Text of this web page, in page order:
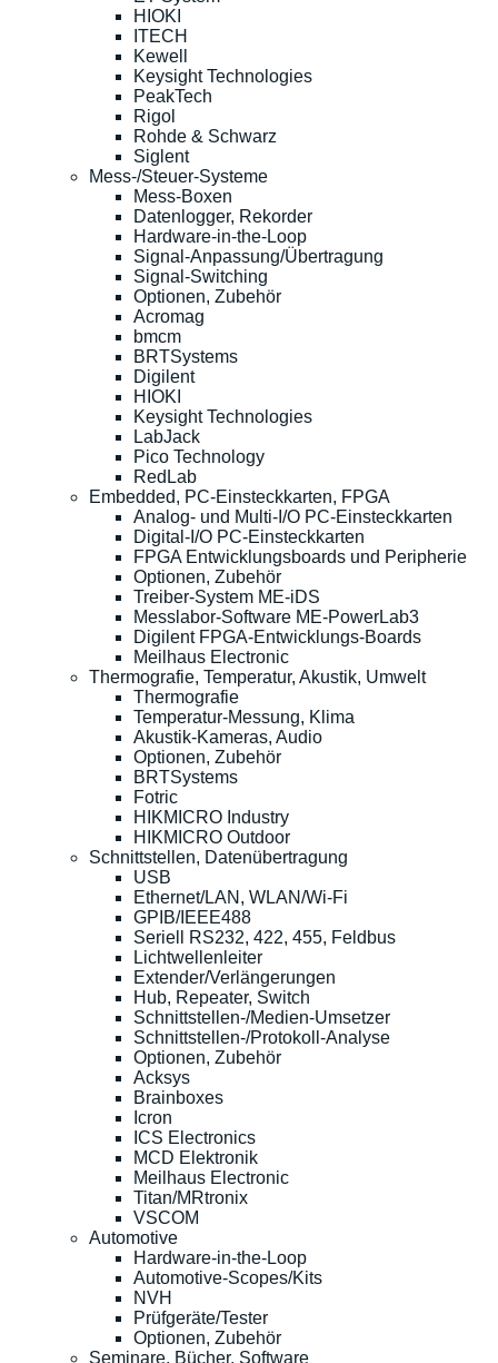
HIOKI
ITECH
Kewell
Keysight Technologies
PeakTech
Rigol
Rohde & Schwarz
Siglent
Mess-/Steuer-Systeme
Mess-Boxen
Datenlogger, Rekorder
Hardware-in-the-Loop
Signal-Anpassung/Übertragung
Signal-Switching
Optionen, Zubehör
Acromag
bmcm
BRTSystems
Digilent
HIOKI
Keysight Technologies
LabJack
Pico Technology
RedLab
Embedded, PC-Einsteckkarten, FPGA
Analog- und Multi-I/O PC-Einsteckkarten
Digital-I/O PC-Einsteckkarten
FPGA Entwicklungsboards und Peripherie
Optionen, Zubehör
Treiber-System ME-iDS
Messlabor-Software ME-PowerLab3
Digilent FPGA-Entwicklungs-Boards
Meilhaus Electronic
Thermografie, Temperatur, Akustik, Umwelt
Thermografie
Temperatur-Messung, Klima
Akustik-Kameras, Audio
Optionen, Zubehör
BRTSystems
Fotric
HIKMICRO Industry
HIKMICRO Outdoor
Schnittstellen, Datenübertragung
USB
Ethernet/LAN, WLAN/Wi-Fi
GPIB/IEEE488
Seriell RS232, 422, 455, Feldbus
Lichtwellenleiter
Extender/Verlängerungen
Hub, Repeater, Switch
Schnittstellen-/Medien-Umsetzer
Schnittstellen-/Protokoll-Analyse
Optionen, Zubehör
Acksys
Brainboxes
Icron
ICS Electronics
MCD Elektronik
Meilhaus Electronic
Titan/MRtronix
VSCOM
Automotive
Hardware-in-the-Loop
Automotive-Scopes/Kits
NVH
Prüfgeräte/Tester
Optionen, Zubehör
Seminare, Bücher, Software